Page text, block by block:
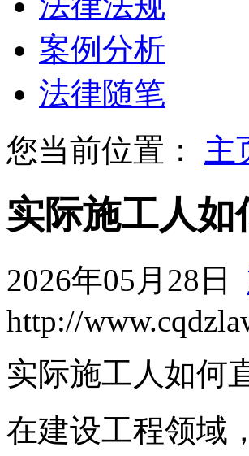
案例分析
法律随笔
您当前位置： 主
实际施工人
2026年05月28日
http://
实际施工人如何
在建设工程领域